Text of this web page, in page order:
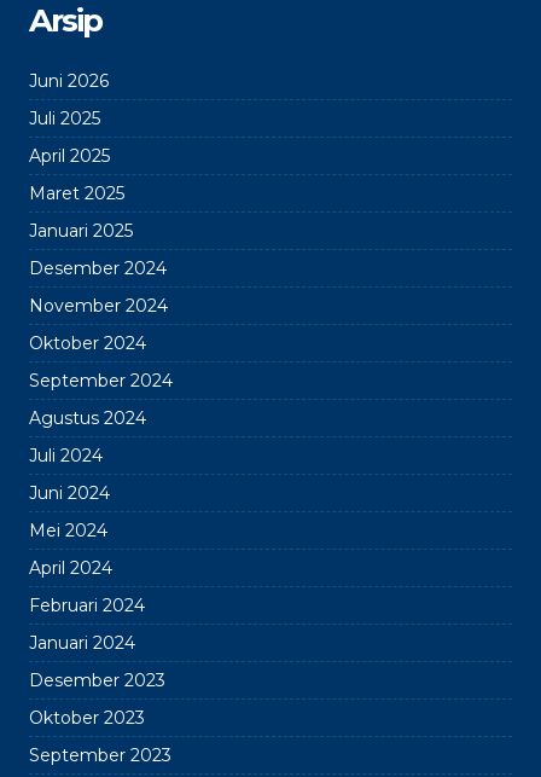
Arsip
Juni 2026
Juli 2025
April 2025
Maret 2025
Januari 2025
Desember 2024
November 2024
Oktober 2024
September 2024
Agustus 2024
Juli 2024
Juni 2024
Mei 2024
April 2024
Februari 2024
Januari 2024
Desember 2023
Oktober 2023
September 2023